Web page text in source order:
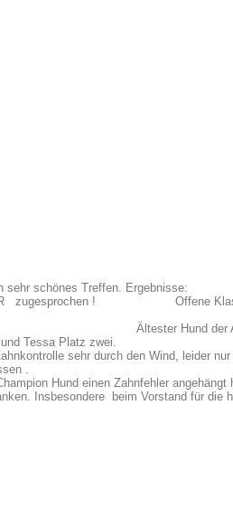
sehr schönes Treffen. Ergebnisse:
die Titel ER u. PR
Hund der
Tessa Platz zwei.
sehr durch den Wind, leider nur
.
Hund einen Zahnfehler angehängt
Insbesondere beim Vorstand für die